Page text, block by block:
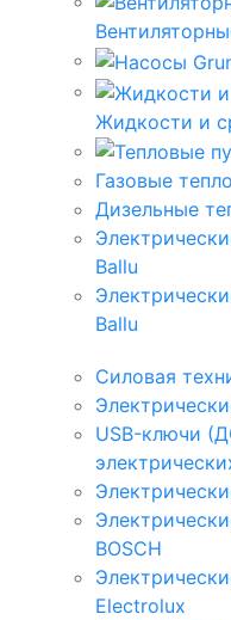
Жидкости и
Газовые
Дизельные
Ballu
Ballu
Силовая
USB-ключи
BOSCH
Electrolux